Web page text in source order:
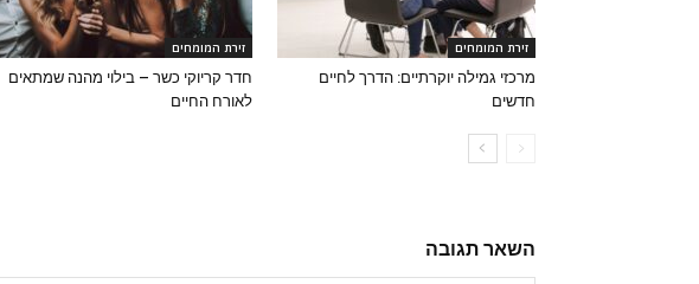
זירת המומחים
מרכזי גמילה יוקרתיים: הדרך לחיים
חדשים
זירת המומחים
חדר קריוקי כשר – בילוי מהנה שמתאים
לאורח החיים
השאר תגובה